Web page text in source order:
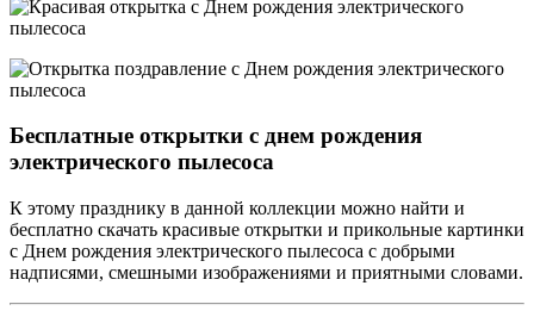
Бесплатные открытки с днем рождения
электрического пылесоса
К этому празднику в данной коллекции можно найти и
бесплатно скачать красивые открытки и прикольные картинки
с Днем рождения электрического пылесоса с добрыми
надписями, смешными изображениями и приятными словами.